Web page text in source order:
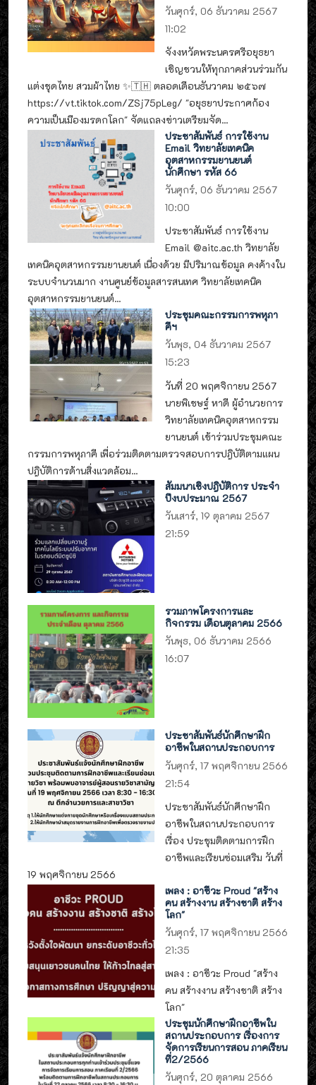
วันศุกร์, 06 ธันวาคม 2567
11:02
จังงหวัดพระนครศรีอยุธยา
เชิญชวนให้ทุกภาคส่วนร่วมกัน
แต่งชุดไทย สวมผ้าไทย ✨🇹🇭 ตลอดเดือนธันวาคม ๒๕๖๗
https://vt.tiktok.com/ZSj75pLeg/ "อยุธยาประกาศก้อง
ความเป็นเมืองมรดกโลก" จัดแถลงข่าวเตรียมจัด...
ประชาสัมพันธ์ การใช้งาน
Email วิทยาลัยเทคนิค
อุตสาหกรรมยานยนต์
นักศึกษา รหัส 66
วันศุกร์, 06 ธันวาคม 2567
10:00
ประชาสัมพันธ์ การใช้งาน
Email @aitc.ac.th วิทยาลัย
เทคนิคอุตสาหกรรมยานยนต์ เนื่องด้วย มีปริมาณข้อมูล คงค้างใน
ระบบจำนวนมาก งานศูนย์ข้อมูลสารสนเทศ วิทยาลัยเทคนิค
อุตสาหกรรมยานยนต์...
ประชุมคณะกรรมการพหุภา
คีฯ
วันพุธ, 04 ธันวาคม 2567
15:23
วันที่ 20 พฤศจิกายน 2567
นายพิเชษฐ์ หาดี ผู้อำนวยการ
วิทยาลัยเทคนิคอุตสาหกรรม
ยานยนต์ เข้าร่วมประชุมคณะ
กรรมการพหุภาคี เพื่อร่วมติดตามตรวจสอบการปฎิบัติตามแผน
ปฎิบัติการด้านสิ่งแวดล้อม...
สัมมนาเชิงปฎิบัติการ ประจำ
ปีงบประมาณ 2567
วันเสาร์, 19 ตุลาคม 2567
21:59
รวมภาพโครงการและ
กิจกรรม เดือนตุลาคม 2566
วันพุธ, 06 ธันวาคม 2566
16:07
ประชาสัมพันธ์นักศึกษาฝึก
อาชีพในสถานประกอบการ
วันศุกร์, 17 พฤศจิกายน 2566
21:54
ประชาสัมพันธ์นักศึกษาฝึก
อาชีพในสถานประกอบการ
เรื่อง ประชุมติดตามการฝึก
อาชีพและเรียนซ่อมเสริม วันที่
19 พฤศจิกายน 2566
เพลง : อาชีวะ Proud "สร้าง
คน สร้างงาน สร้างชาติ สร้าง
โลก"
วันศุกร์, 17 พฤศจิกายน 2566
21:35
เพลง : อาชีวะ Proud "สร้าง
คน สร้างงาน สร้างชาติ สร้าง
โลก"
ประชุมนักศึกษาฝึกอาชีพใน
สถานประกอบการ เรื่องการ
จัดการเรียนการสอน ภาคเรียน
ที่2/2566
วันศุกร์, 20 ตุลาคม 2566